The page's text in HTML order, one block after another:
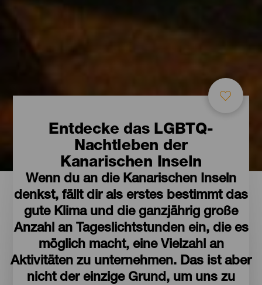
Entdecke das LGBTQ-
Nachtleben der
Kanarischen Inseln
Wenn du an die Kanarischen Inseln
denkst, fällt dir als erstes bestimmt das
gute Klima und die ganzjährig große
Anzahl an Tageslichtstunden ein, die es
möglich macht, eine Vielzahl an
Aktivitäten zu unternehmen. Das ist aber
nicht der einzige Grund, um uns zu